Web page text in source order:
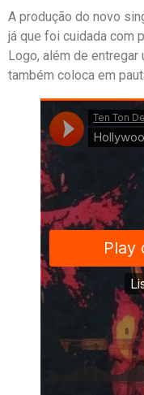
A produção do novo
já que foi cuidada com
Logo, além de entregar
também coloca em